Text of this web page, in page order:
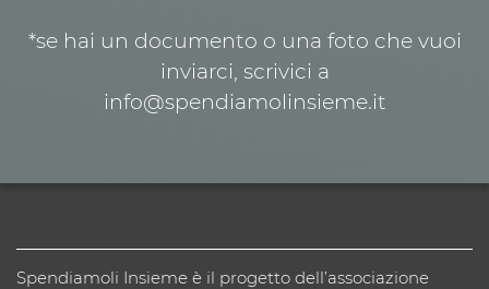
*se hai un documento o una foto che vuoi
inviarci, scrivici a
info@spendiamolinsieme.it
Spendiamoli Insieme è il progetto dell’associazione